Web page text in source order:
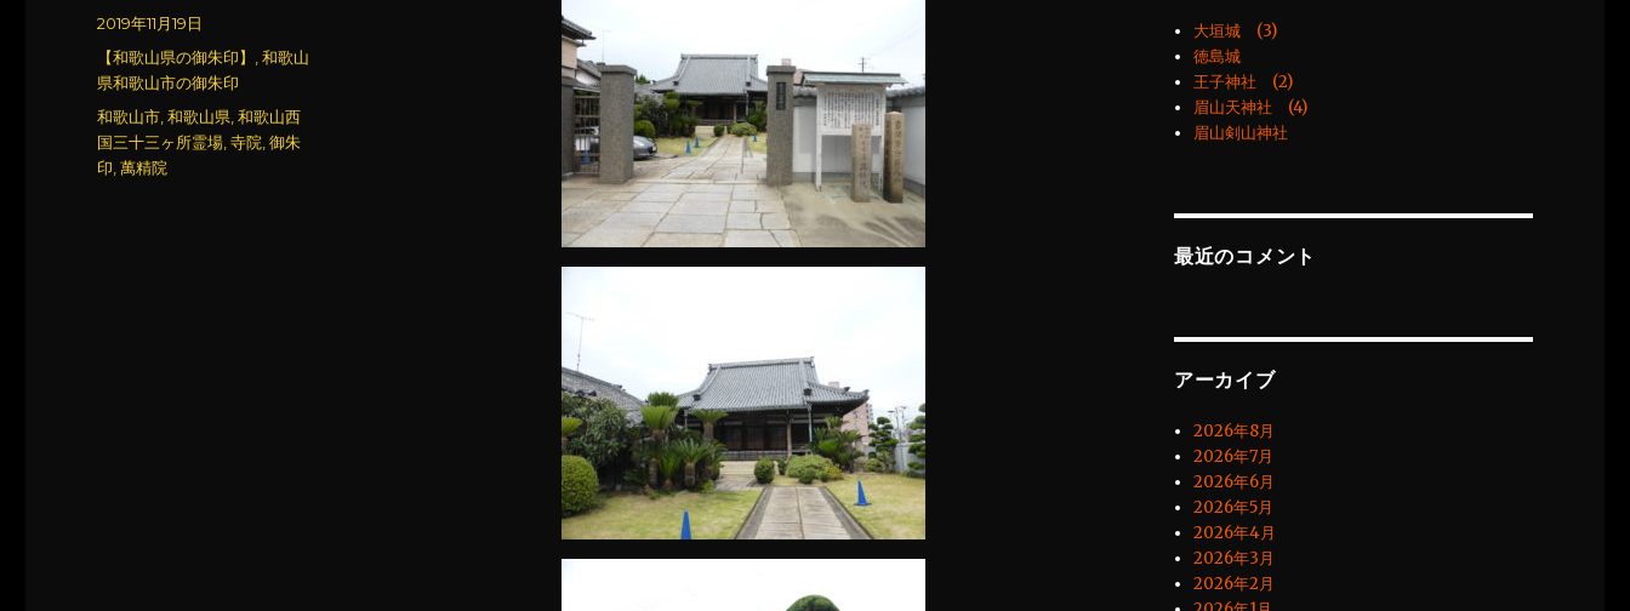
投
稿
日:
2019年11月19日
カ
テ
ゴ
リ
ー
【和歌山県の御朱印】 ,和歌山
県和歌山市の御朱印
タ
グ
和歌山市 ,和歌山県 ,和歌山西
国三十三ヶ所霊場 ,寺院 ,御朱
印 ,萬精院
大垣城 (3)
徳島城
王子神社 (2)
眉山天神社 (4)
眉山剣山神社
最近のコメント
アーカイブ
2026年8月
2026年7月
2026年6月
2026年5月
2026年4月
2026年3月
2026年2月